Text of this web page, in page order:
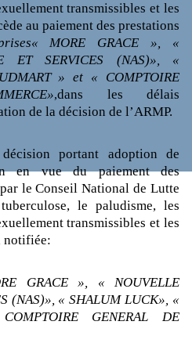
transmissibles et les
au paiement des prestations
MORE GRACE », «
ET SERVICES (NAS)», «
» et « COMPTOIRE
,dans les délais
de la décision de l’ARMP.
portant adoption de
en vue du paiement des
par leConseil National de Lutte
le paludisme, les
transmissibles et les
notifiée:
GRACE », « NOUVELLE
(NAS)», « SHALUM LUCK», «
GENERAL DE